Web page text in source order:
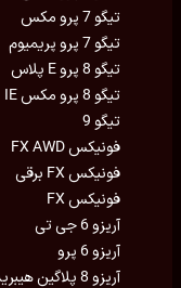
تیگو 7 پرو مکس
تیگو 7 پرو پریمیوم
تیگو 8 پرو E پلاس
تیگو 8 پرو مکس IE
تیگو 9
فونیکس FX AWD
فونیکس FX برقی
فونیکس FX
آریزو 6 جی تی
آریزو 6 پرو
آریزو 8 پلاگین هیبرید